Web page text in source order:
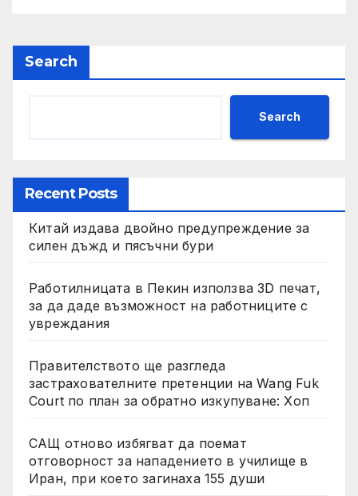
Search
Search
Recent Posts
Китай издава двойно предупреждение за
силен дъжд и пясъчни бури
Работилницата в Пекин използва 3D печат,
за да даде възможност на работниците с
увреждания
Правителството ще разгледа
застрахователните претенции на Wang Fuk
Court по план за обратно изкупуване: Хоп
САЩ отново избягват да поемат
отговорност за нападението в училище в
Иран, при което загинаха 155 души